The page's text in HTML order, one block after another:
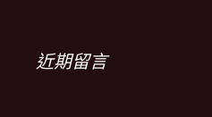
近期留言